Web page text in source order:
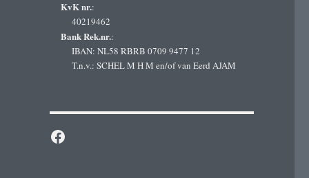
KvK nr.:
40219462
Bank Rek.nr.:
IBAN: NL58 RBRB 0709 9477 12
T.n.v.: SCHEL M H M en/of van Eerd AJAM
Facebook